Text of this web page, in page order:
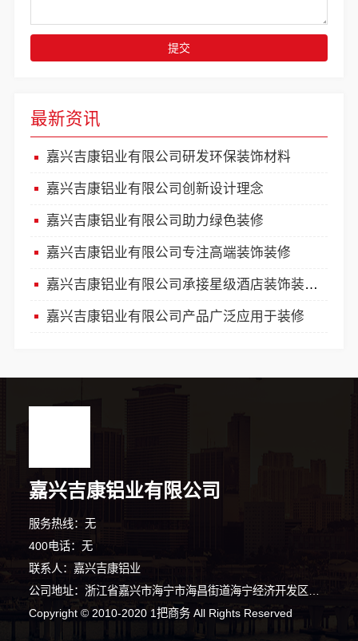
最新资讯
嘉兴吉康铝业有限公司研发环保装饰材料
嘉兴吉康铝业有限公司创新设计理念
嘉兴吉康铝业有限公司助力绿色装修
嘉兴吉康铝业有限公司专注高端装饰装修
嘉兴吉康铝业有限公司承接星级酒店装饰装修工程
嘉兴吉康铝业有限公司产品广泛应用于装修
提交
嘉兴吉康铝业有限公司
服务热线：无
400电话：无
联系人：嘉兴吉康铝业
Copyright © 2010-2020 1把商务 All Rights Reserved